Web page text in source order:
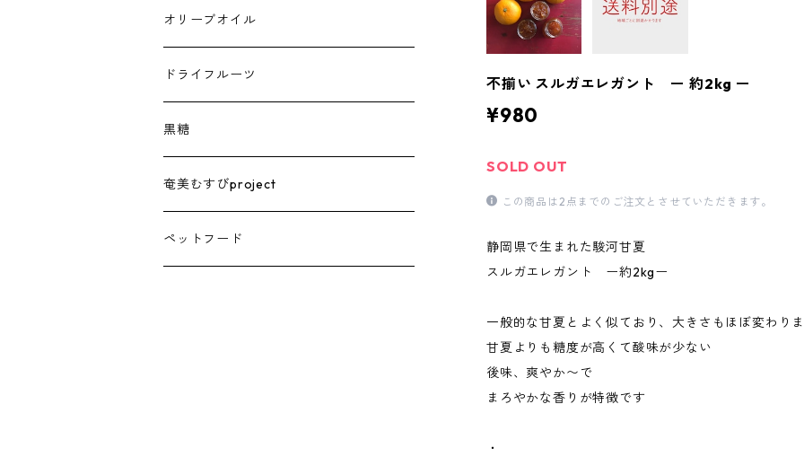
不揃い スルガエレガント ー 約2kg ー
¥980
SOLD OUT
この商品は2点までのご注文とさせていただきます。
静岡県で生まれた駿河甘夏
スルガエレガント ー約2kgー
一般的な甘夏とよく似ており、大きさもほぼ変わり
甘夏よりも糖度が高くて酸味が少ない
後味、爽やか〜で
まろやかな香りが特徴です
・
トマトジュース
オリーブオイル
ドライフルーツ
黒糖
奄美むすびproject
ペットフード